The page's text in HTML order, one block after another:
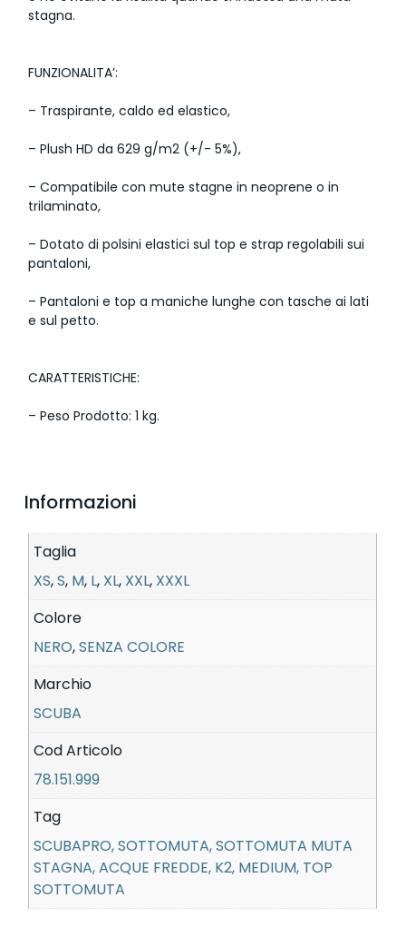
stagna.
FUNZIONALITA’:
– Traspirante, caldo ed elastico,
– Plush HD da 629 g/m2 (+/- 5%),
– Compatibile con mute stagne in neoprene o in
trilaminato,
– Dotato di polsini elastici sul top e strap regolabili sui
pantaloni,
– Pantaloni e top a maniche lunghe con tasche ai lati
e sul petto.
CARATTERISTICHE:
– Peso Prodotto: 1 kg.
Informazioni
Taglia
XS,S, M, L, XL, XXL, XXXL
Colore
NERO,SENZA COLORE
Marchio
SCUBA
Cod Articolo
78.151.999
Tag
SCUBAPRO, SOTTOMUTA, SOTTOMUTA MUTA
STAGNA, ACQUE FREDDE, K2, MEDIUM, TOP
SOTTOMUTA